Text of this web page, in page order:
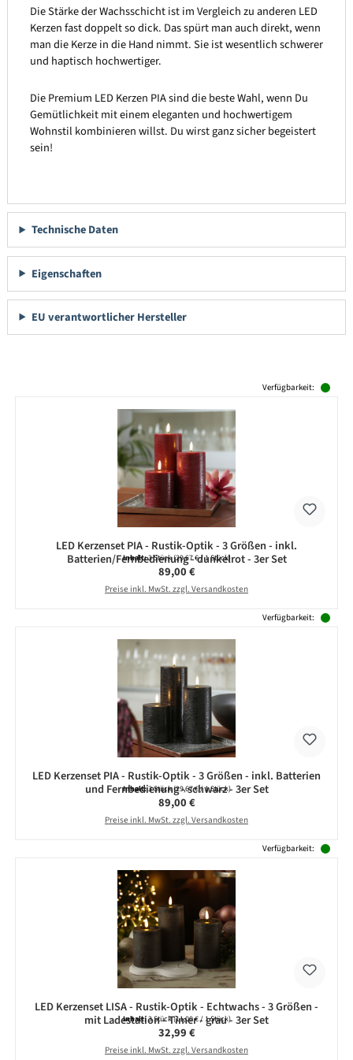
Die Stärke der Wachsschicht ist im Vergleich zu anderen LED
Kerzen fast doppelt so dick. Das spürt man auch direkt, wenn
man die Kerze in die Hand nimmt. Sie ist wesentlich schwerer
und haptisch hochwertiger.
Die Premium LED Kerzen PIA sind die beste Wahl, wenn Du
Gemütlichkeit mit einem eleganten und hochwertigem
Wohnstil kombinieren willst. Du wirst ganz sicher begeistert
sein!
Technische Daten
Eigenschaften
EU verantwortlicher Hersteller
Verfügbarkeit:
LED Kerzenset PIA - Rustik-Optik - 3 Größen - inkl.
Batterien/Fernbedienung - dunkelrot - 3er Set
Inhalt:3 Stück(29,67 € / 1 Stück)
Regulärer Preis:
89,00 €
Preise inkl. MwSt. zzgl. Versandkosten
Verfügbarkeit:
LED Kerzenset PIA - Rustik-Optik - 3 Größen - inkl. Batterien
und Fernbedienung - schwarz - 3er Set
Inhalt:3 Stück(29,67 € / 1 Stück)
Regulärer Preis:
89,00 €
Preise inkl. MwSt. zzgl. Versandkosten
Verfügbarkeit:
LED Kerzenset LISA - Rustik-Optik - Echtwachs - 3 Größen -
mit Ladestation - Timer - grau - 3er Set
Inhalt:3 Stück(11,00 € / 1 Stück)
Regulärer Preis:
32,99 €
Preise inkl. MwSt. zzgl. Versandkosten